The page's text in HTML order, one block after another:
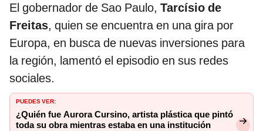
El gobernador de Sao Paulo, Tarcísio de
Freitas, quien se encuentra en una gira por
Europa, en busca de nuevas inversiones para
la región, lamentó el episodio en sus redes
sociales.
PUEDES VER:
¿Quién fue Aurora Cursino, artista plástica que pintó
toda su obra mientras estaba en una institución